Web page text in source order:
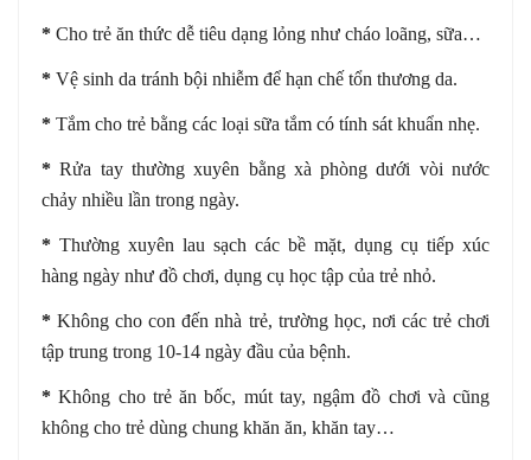
* Cho trẻ ăn thức dễ tiêu dạng lỏng như cháo loãng, sữa…
* Vệ sinh da tránh bội nhiễm để hạn chế tổn thương da.
* Tắm cho trẻ bằng các loại sữa tắm có tính sát khuẩn nhẹ.
*Rửa tay thường xuyên bằng xà phòng dưới vòi nước
chảy nhiều lần trong ngày.
* Thường xuyên lau sạch các bề mặt, dụng cụ tiếp xúc
hàng ngày như đồ chơi, dụng cụ học tập của trẻ nhỏ.
*Không cho con đến nhà trẻ, trường học, nơi các trẻ chơi
tập trung trong 10-14 ngày đầu của bệnh.
*Không cho trẻ ăn bốc, mút tay, ngậm đồ chơi và cũng
không cho trẻ dùng chung khăn ăn, khăn tay…